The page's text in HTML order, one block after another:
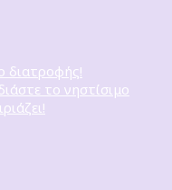
διατροφής!
το νηστίσιμο